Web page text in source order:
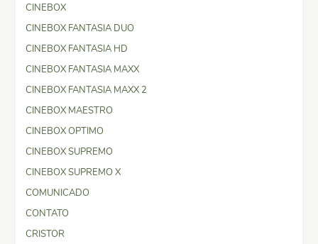
CINEBOX
CINEBOX FANTASIA DUO
CINEBOX FANTASIA HD
CINEBOX FANTASIA MAXX
CINEBOX FANTASIA MAXX 2
CINEBOX MAESTRO
CINEBOX OPTIMO
CINEBOX SUPREMO
CINEBOX SUPREMO X
COMUNICADO
CONTATO
CRISTOR